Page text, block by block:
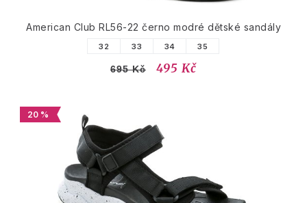
American Club RL56-22 černo modré dětské sandály
32 33 34 35
695 Kč 495 Kč
20 %